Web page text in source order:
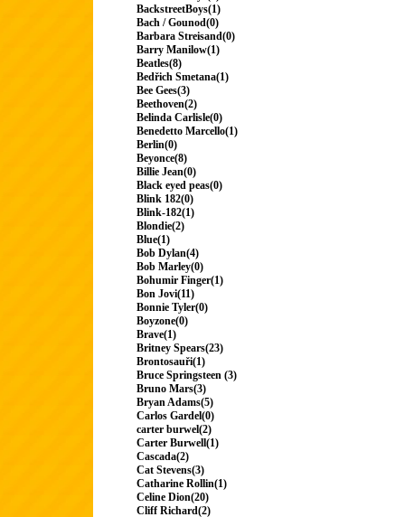
BackstreetBoys(1)
Bach / Gounod(0)
Barbara Streisand(0)
Barry Manilow(1)
Beatles(8)
Bedřich Smetana(1)
Bee Gees(3)
Beethoven(2)
Belinda Carlisle(0)
Benedetto Marcello(1)
Berlin(0)
Beyonce(8)
Billie Jean(0)
Black eyed peas(0)
Blink 182(0)
Blink-182(1)
Blondie(2)
Blue(1)
Bob Dylan(4)
Bob Marley(0)
Bohumir Finger(1)
Bon Jovi(11)
Bonnie Tyler(0)
Boyzone(0)
Brave(1)
Britney Spears(23)
Brontosauři(1)
Bruce Springsteen (3)
Bruno Mars(3)
Bryan Adams(5)
Carlos Gardel(0)
carter burwel(2)
Carter Burwell(1)
Cascada(2)
Cat Stevens(3)
Catharine Rollin(1)
Celine Dion(20)
Cliff Richard(2)